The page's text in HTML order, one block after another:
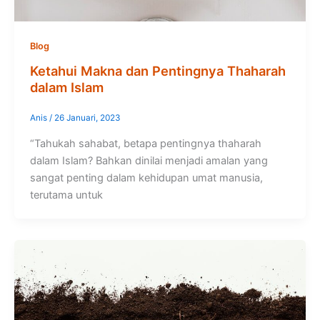
Blog
Ketahui Makna dan Pentingnya Thaharah
dalam Islam
Anis / 26 Januari, 2023
“Tahukah sahabat, betapa pentingnya thaharah
dalam Islam? Bahkan dinilai menjadi amalan yang
sangat penting dalam kehidupan umat manusia,
terutama untuk